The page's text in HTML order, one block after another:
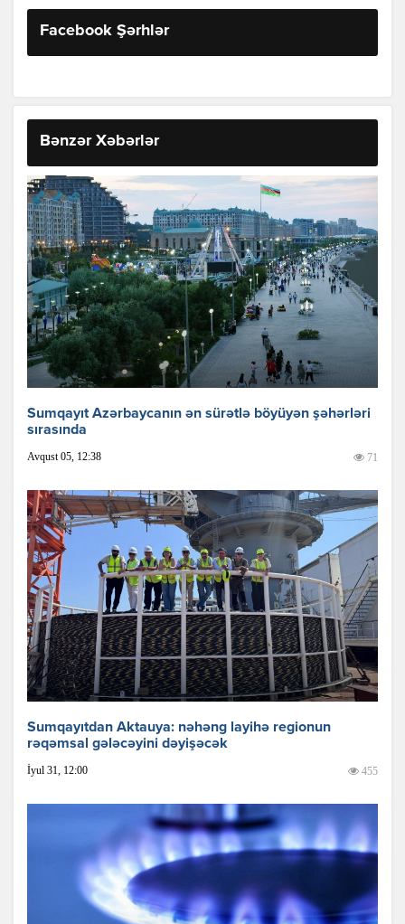
Facebook Şərhlər
Bənzər Xəbərlər
Sumqayıt Azərbaycanın ən sürətlə böyüyən şəhərləri
sırasında
Avqust 05, 12:38 71
Sumqayıtdan Aktauya: nəhəng layihə regionun
rəqəmsal gələcəyini dəyişəcək
İyul 31, 12:00 455